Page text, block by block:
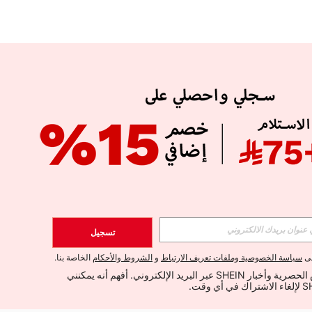
APP
الإشتراك
اشتراك
تسجيل
سياسة الخصوصية وملفات تعريف الارتباط و الشروط والأحكام الخاصة بنا.
أود تلقي العروض الحصرية وأخبار SHEIN عبر البريد الإلكتروني. أفهم أنه يمكنني